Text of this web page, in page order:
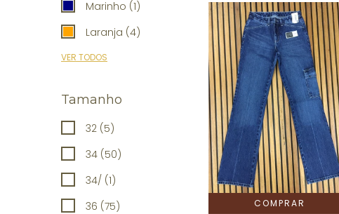
Marinho (1)
Laranja (4)
VER TODOS
Tamanho
32 (5)
34 (50)
34/ (1)
36 (75)
COMPRAR